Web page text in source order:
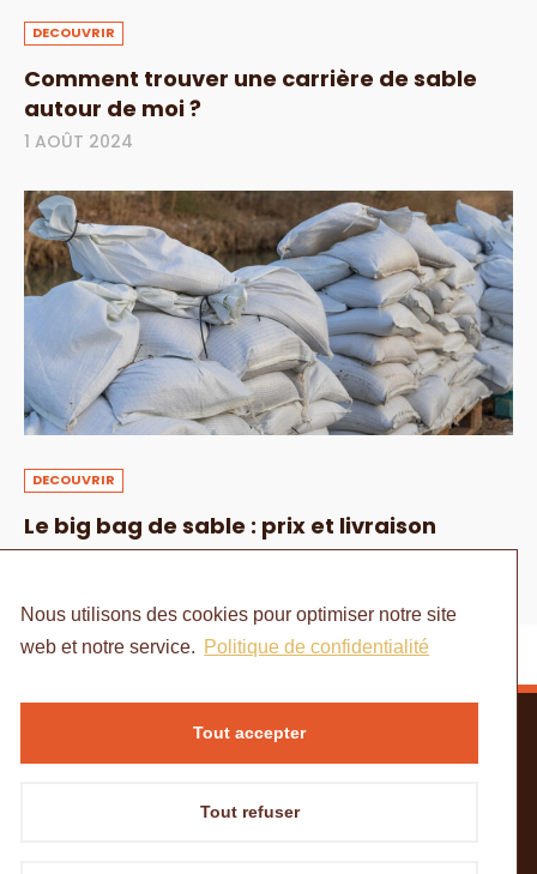
DECOUVRIR
Comment trouver une carrière de sable
autour de moi ?
1 AOÛT 2024
DECOUVRIR
Le big bag de sable : prix et livraison
ACCUEIL
MENTIONS LÉGALES
Nous utilisons des cookies pour optimiser notre site
web et notre service. Politique de confidentialité
Tout accepter
Tout refuser